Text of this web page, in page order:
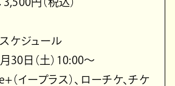
ケジュール
30日（土）10:00～
（イープラス）、ローチケ、チケ